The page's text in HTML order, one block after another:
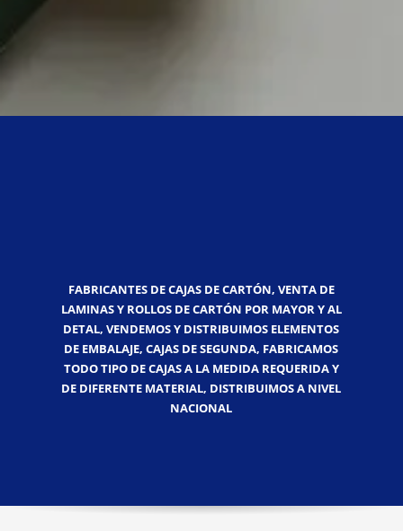
FABRICANTES DE CAJAS DE CARTÓN, VENTA DE
LAMINAS Y ROLLOS DE CARTÓN POR MAYOR Y AL
DETAL, VENDEMOS Y DISTRIBUIMOS ELEMENTOS
DE EMBALAJE, CAJAS DE SEGUNDA, FABRICAMOS
TODO TIPO DE CAJAS A LA MEDIDA REQUERIDA Y
DE DIFERENTE MATERIAL, DISTRIBUIMOS A NIVEL
NACIONAL